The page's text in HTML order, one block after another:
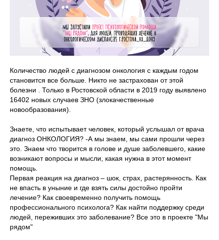
Количество людей с диагнозом онкология с каждым годом
становится все больше. Никто не застрахован от этой
болезни . Только в Ростовской области в 2019 году выявлено
16402 новых случаев ЗНО (злокачественные
новообразования).
Знаете, что испытывает человек, который услышал от врача
диагноз ОНКОЛОГИЯ? -А мы знаем, мы сами прошли через
это. Знаем что творится в голове и душе заболевшего, какие
возникают вопросы и мысли, какая нужна в этот момент
помощь.
Первая реакция на диагноз – шок, страх, растерянность. Как
не впасть в уныние и где взять силы достойно пройти
лечение? Как своевременно получить помощь
профессионального психолога? Как найти поддержку среди
людей, переживших это заболевание? Все это в проекте "Мы
рядом"